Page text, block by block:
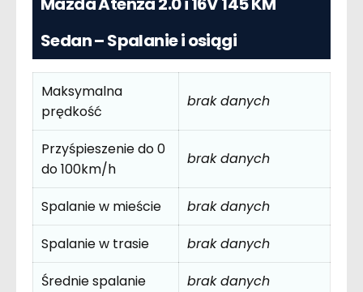
Sedan – Spalanie i osiągi
Maksymalna
prędkość
brak danych
Przyśpieszenie do 0
do 100km/h
brak danych
Spalanie w mieście
brak danych
Spalanie w trasie
brak danych
Średnie spalanie
brak danych